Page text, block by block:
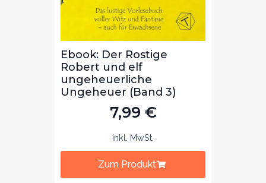
Ebook: Sonne, Mond und
Pferde - Marlene und
Samurai (Band 1)
7,99€
Zum Produkt